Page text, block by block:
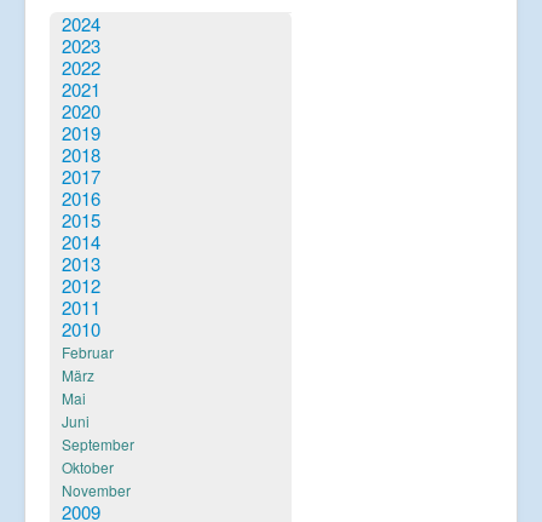
Mediathek
Aktuelles
Veranstaltungen
Informationen
Verlinkungen
2024
2023
2022
2021
2020
2019
2018
2017
2016
2015
2014
2013
2012
2011
2010
Februar
März
Mai
Juni
September
Oktober
November
2009